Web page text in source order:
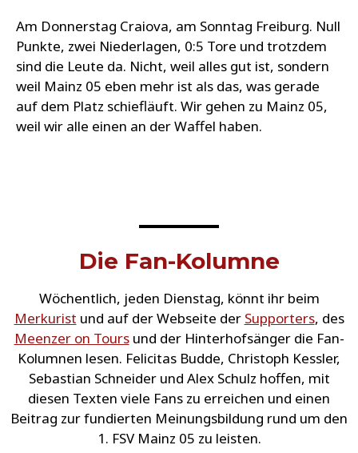
Am Donnerstag Craiova, am Sonntag Freiburg. Null
Punkte, zwei Niederlagen, 0:5 Tore und trotzdem
sind die Leute da. Nicht, weil alles gut ist, sondern
weil Mainz 05 eben mehr ist als das, was gerade
auf dem Platz schiefläuft. Wir gehen zu Mainz 05,
weil wir alle einen an der Waffel haben.
Die Fan-Kolumne
Wöchentlich, jeden Dienstag, könnt ihr beim
Merkurist und auf der Webseite der Supporters, des
Meenzer on Toursund der Hinterhofsänger die Fan-
Kolumnen lesen. Felicitas Budde, Christoph Kessler,
Sebastian Schneider und Alex Schulz hoffen, mit
diesen Texten viele Fans zu erreichen und einen
Beitrag zur fundierten Meinungsbildung rund um den
1. FSV Mainz 05 zu leisten.